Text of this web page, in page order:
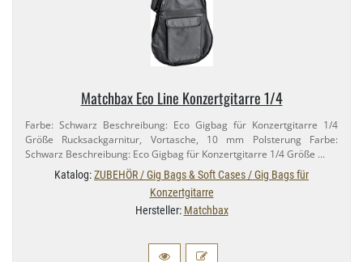
Matchbax Eco Line Konzertgitarre 1/​4
Farbe: Schwarz Beschreibung: Eco Gigbag für Konzertgitarre 1/​4
Größe Rucksackgarnitur, Vortasche, 10 mm Polsterung Farbe:
Schwarz Beschreibung: Eco Gigbag für Konzertgitarre 1/​4 Größe …
Katalog:ZUBEHÖR / Gig Bags & Soft Cases / Gig Bags für
Konzertgitarre
Hersteller: Matchbax